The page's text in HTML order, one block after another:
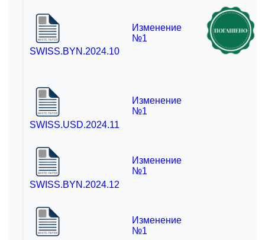
SWISS.BYN.2024.10
Изменение
№1
SWISS.USD.2024.11
Изменение
№1
SWISS.BYN.2024.12
Изменение
№1
Изменение
№1
Имя
Номер телефона
В данный момент платформа
следите за новостями о
запуске!